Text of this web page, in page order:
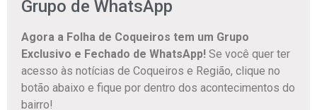
Grupo de WhatsApp
Agora a Folha de Coqueiros tem um Grupo
Exclusivo e Fechado de WhatsApp! Se você quer ter
acesso às notícias de Coqueiros e Região, clique no
botão abaixo e fique por dentro dos acontecimentos do
bairro!